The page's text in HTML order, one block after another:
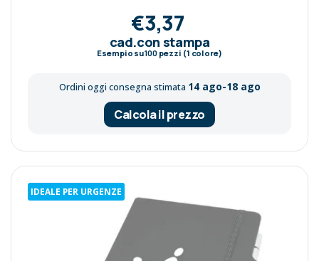
€3,37
cad.con stampa
Esempio su100pezzi (1 colore)
Ordini oggi consegna stimata 14 ago-18 ago
Calcola il prezzo
IDEALE PER URGENZE